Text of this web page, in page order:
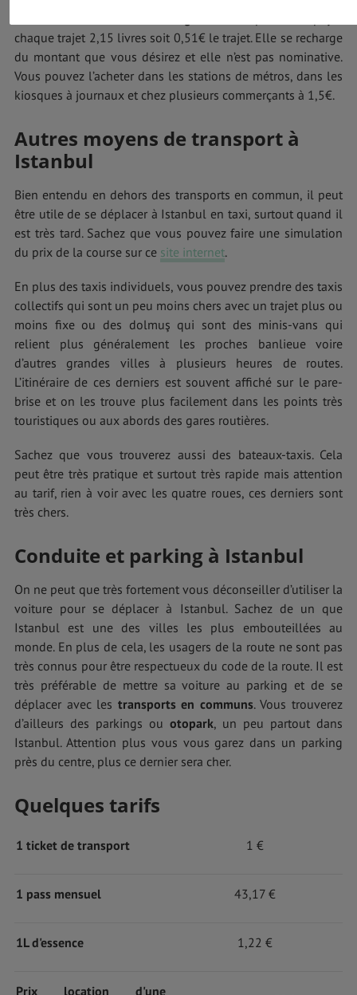
chaque trajet 2,15 livres soit 0,51€ le trajet. Elle se recharge
du montant que vous désirez et elle n’est pas nominative.
Vous pouvez l’acheter dans les stations de métros, dans les
kiosques à journaux et chez plusieurs commerçants à 1,5€.
Autres moyens de transport à
Istanbul
Bien entendu en dehors des transports en commun, il peut
être utile de se déplacer à Istanbul en taxi, surtout quand il
est très tard. Sachez que vous pouvez faire une simulation
du prix de la course sur ce site internet.
En plus des taxis individuels, vous pouvez prendre des taxis
collectifs qui sont un peu moins chers avec un trajet plus ou
moins fixe ou des dolmuş qui sont des minis-vans qui
relient plus généralement les proches banlieue voire
d’autres grandes villes à plusieurs heures de routes.
L’itinéraire de ces derniers est souvent affiché sur le pare-
brise et on les trouve plus facilement dans les points très
touristiques ou aux abords des gares routières.
Sachez que vous trouverez aussi des bateaux-taxis. Cela
peut être très pratique et surtout très rapide mais attention
au tarif, rien à voir avec les quatre roues, ces derniers sont
très chers.
Conduite et parking à Istanbul
On ne peut que très fortement vous déconseiller d’utiliser la
voiture pour se déplacer à Istanbul. Sachez de un que
Istanbul est une des villes les plus embouteillées au
monde. En plus de cela, les usagers de la route ne sont pas
très connus pour être respectueux du code de la route. Il est
très préférable de mettre sa voiture au parking et de se
déplacer avec les transports en communs. Vous trouverez
d’ailleurs des parkings ou otopark, un peu partout dans
Istanbul. Attention plus vous vous garez dans un parking
près du centre, plus ce dernier sera cher.
Quelques tarifs
1 ticket de transport 1 €
1 pass mensuel 43,17 €
1L d'essence 1,22 €
Prix location d'une